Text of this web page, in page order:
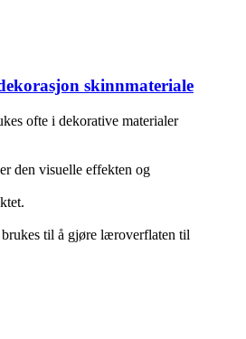
skinnmateriale
ofte i dekorative materialer
den visuelle effekten og
brukes til å gjøre læroverflaten til